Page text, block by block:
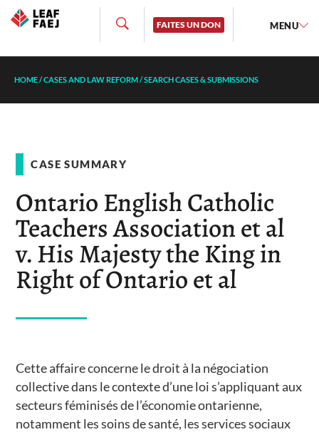
FAITES UN DON MENU
HOME/CASES AND LAW REFORM/SEARCH CASES & SUBMISSIONS
CASE SUMMARY
Ontario English Catholic
Teachers Association et al
v. His Majesty the King in
Right of Ontario et al
Cette affaire concerne le droit à la négociation
collective dans le contexte d’une loi s’appliquant aux
secteurs féminisés de l’économie ontarienne,
notamment les soins de santé, les services sociaux